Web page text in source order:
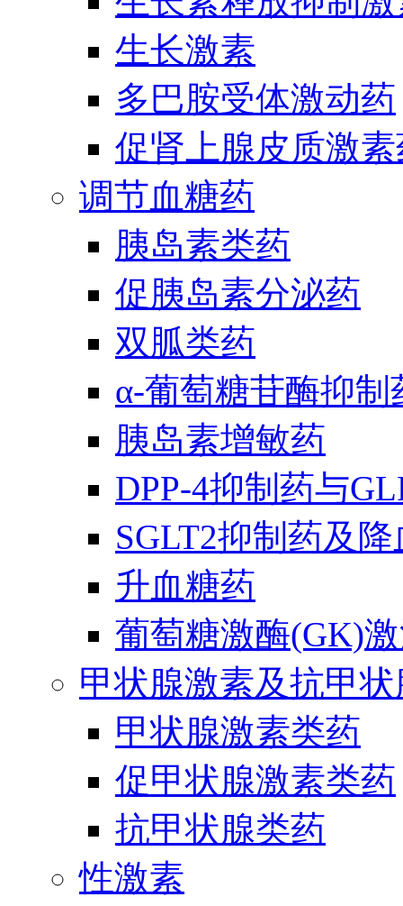
生长激素
多巴胺受体激动药
促肾上腺皮质激
调节血糖药
胰岛素类药
促胰岛素分泌药
双胍类药
α-葡萄糖苷酶抑制
胰岛素增敏药
DPP-4抑制药与
SGLT2抑制药及
升血糖药
葡萄糖激酶(GK)
甲状腺激素及抗甲
甲状腺激素类药
促甲状腺激素类药
抗甲状腺类药
性激素